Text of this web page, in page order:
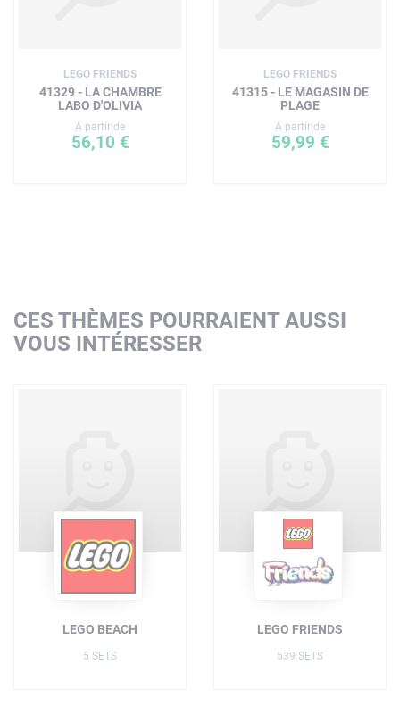
LEGO FRIENDS
41329 - LA CHAMBRE
LABO D'OLIVIA
A partir de
56,10 €
LEGO FRIENDS
41315 - LE MAGASIN DE
PLAGE
A partir de
59,99 €
CES THÈMES POURRAIENT AUSSI
VOUS INTÉRESSER
LEGO BEACH
5 SETS
LEGO FRIENDS
539 SETS